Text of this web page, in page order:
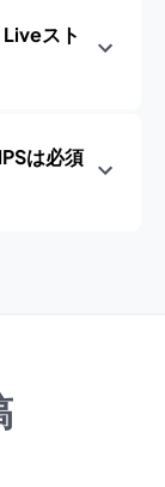
スト
は必須